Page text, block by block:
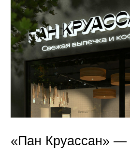
«Пан Круассан» —